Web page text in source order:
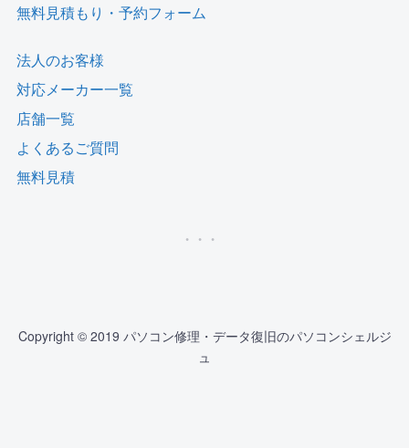
無料見積もり・予約フォーム
法人のお客様
対応メーカー一覧
店舗一覧
よくあるご質問
無料見積
Copyright © 2019 パソコン修理・データ復旧のパソコンシェルジ
ュ